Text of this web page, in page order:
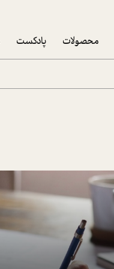
محصولات پادکست